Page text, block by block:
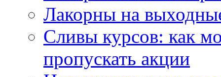
Лакорны на
Сливы курсов: как
пропускать акции